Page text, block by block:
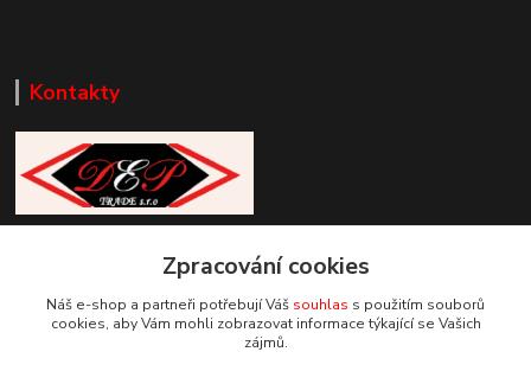
Kontakty
+420 777 085 857
info@deptrade.cz
Zpracování cookies
Náš e-shop a partneři potřebují Váš souhlas s použitím souborů
cookies, aby Vám mohli zobrazovat informace týkající se Vašich
zájmů.